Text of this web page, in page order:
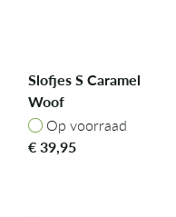
Slofjes S Caramel
Woof
Op voorraad
Op voorraad
€39,95